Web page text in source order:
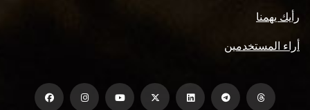
رأيك يهمنا
أراء المستخدمين